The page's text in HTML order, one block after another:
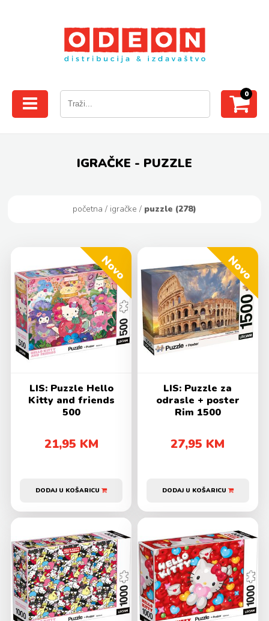
0
IGRAČKE - PUZZLE
početna / igračke / puzzle (278)
Novo
LIS: Puzzle Hello
Kitty and friends
500
21,95 KM
DODAJ U KOŠARICU
Novo
LIS: Puzzle za
odrasle + poster
Rim 1500
27,95 KM
DODAJ U KOŠARICU